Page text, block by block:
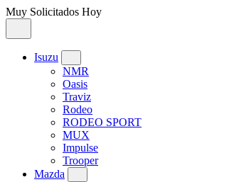
Muy Solicitados Hoy
Isuzu
NMR
Oasis
Traviz
Rodeo
RODEO SPORT
MUX
Impulse
Trooper
Mazda